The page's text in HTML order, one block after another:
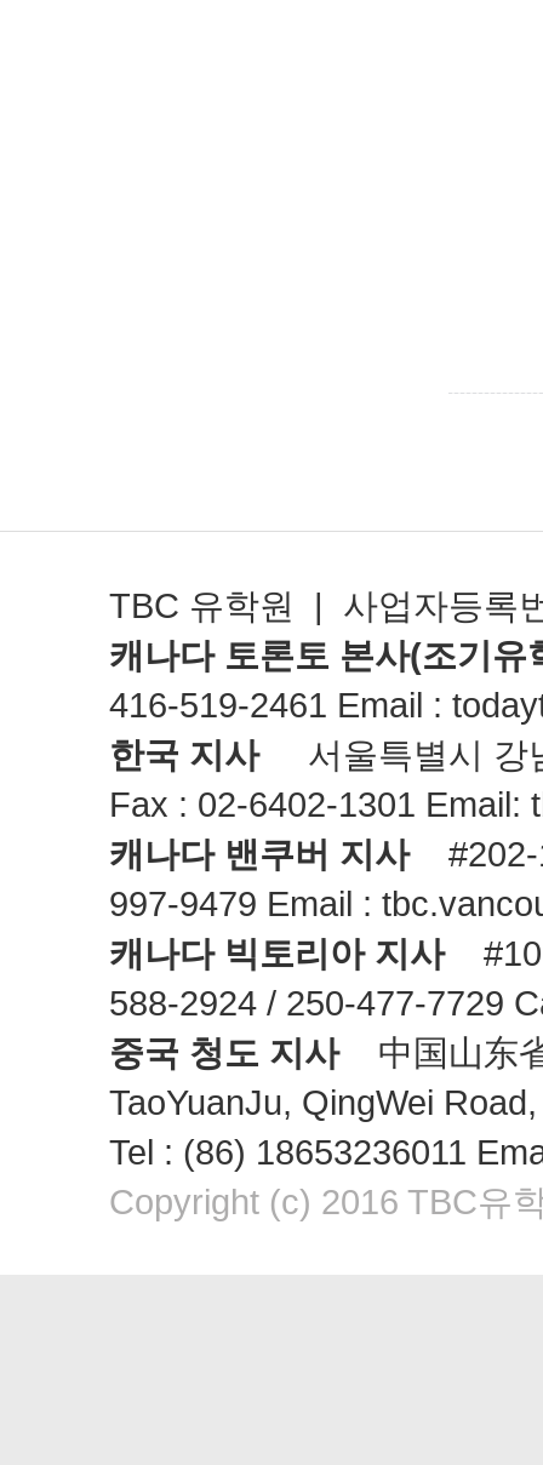
TBC 유학원 | 사업자등록
캐나다 토론토 본사(조기유
416-519-2461 Email :
한국 지사서울특별시 강남
Fax : 02-6402-1301 Email:
캐나다 밴쿠버 지사#202-
997-9479 Email :
캐나다 빅토리아 지사#10
588-2924 / 250-477-7729
중국 청도 지사中国山东省
TaoYuanJu, QingWei
Tel : (86) 18653236011
Copyright (c) 2016 TBC유